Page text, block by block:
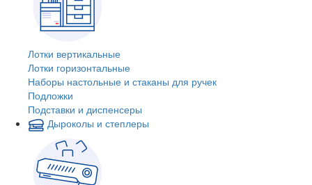
Лотки вертикальные
Лотки горизонтальные
Наборы настольные и стаканы для ручек
Подложки
Подставки и диспенсеры
Дыроколы и степлеры